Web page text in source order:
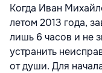
Когда Иван
летом 2013 года,
лишь 6 часов и не
устранить
от души. Для